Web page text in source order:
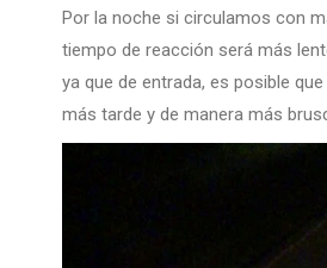
Por la noche si circulamos con
tiempo de reacción será más
ya que de entrada, es posible
más tarde y de manera más